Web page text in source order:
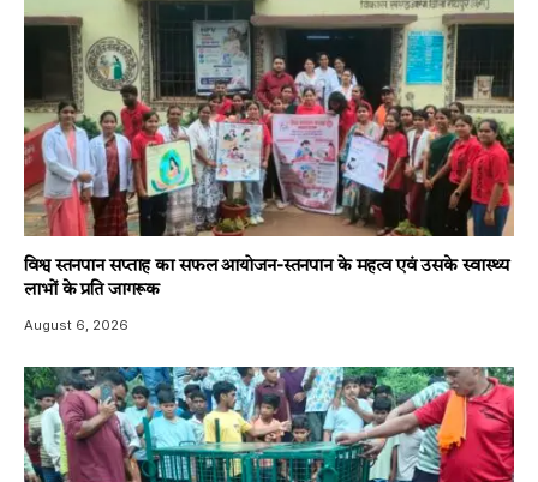
विश्व स्तनपान सप्ताह का सफल आयोजन-स्तनपान के महत्व एवं उसके स्वास्थ्य
लाभों के प्रति जागरूक
August 6, 2026